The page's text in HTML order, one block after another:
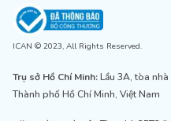
ICAN © 2023, All Rights Reserved.
Trụ sở Hồ Chí Minh:Lầu 3A, tòa
Thành phố Hồ Chí Minh, Việt Nam